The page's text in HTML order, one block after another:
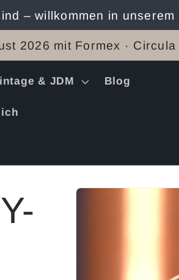
– willkommen in unserem
2026 mit Formex · Circula
& JDM Blog